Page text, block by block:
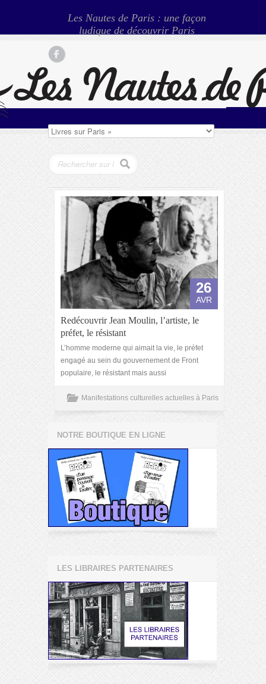
Les Nautes de Paris : une façon
ludique de découvrir Paris
26
AVR
Redécouvrir Jean Moulin, l’artiste, le
préfet, le résistant
L’homme moderne qui aimait la vie, le préfet
engagé au sein du gouvernement de Front
populaire, le résistant mais aussi
Manifestations culturelles actuelles à Paris
NOTRE BOUTIQUE EN LIGNE
LES LIBRAIRES PARTENAIRES